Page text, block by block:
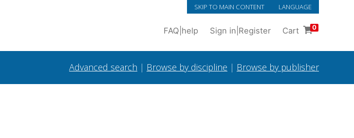
SKIP TO MAIN CONTENT LANGUAGE
FAQ help Sign in Register Cart 0
Advanced search | Browse by discipline | Browse by publisher